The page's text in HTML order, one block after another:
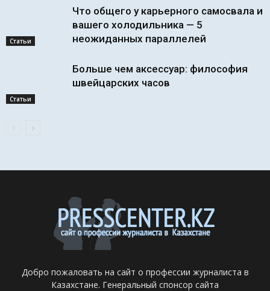
Статьи
Что общего у карьерного самосвала и
вашего холодильника — 5
неожиданных параллелей
Статьи
Больше чем аксессуар: философия
швейцарских часов
Добро пожаловать на сайт о профессии журналиста в
Казахстане. Генеральный спонсор сайта